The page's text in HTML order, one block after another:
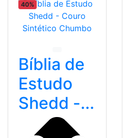
40%
Bíblia de
Estudo
Shedd -...